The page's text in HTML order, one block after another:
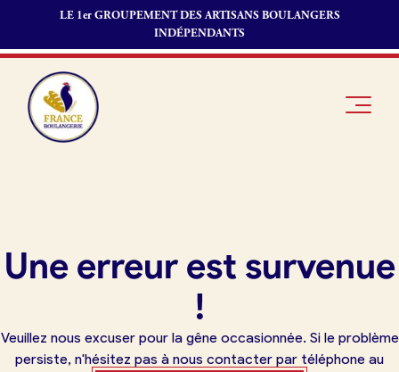
LE 1er GROUPEMENT DES ARTISANS BOULANGERS
INDÉPENDANTS
boulanger
Boulangerie
Pourquoi
d’emploi
commerce
fournisseur
Une erreur est survenue
!
Veuillez nous excuser pour la gêne occasionnée. Si le problème
persiste, n'hésitez pas à nous contacter par téléphone au